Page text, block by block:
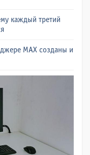
каждый третий
МАХ созданы и